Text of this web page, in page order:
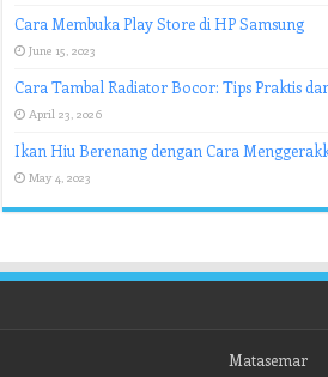
Cara Membuka Play Store di HP Samsung
June 15, 2023
Cara Tambal Radiator Bocor: Tips Praktis
April 23, 2026
Ikan Hiu Berenang dengan Cara
May 4, 2023
Matasemar